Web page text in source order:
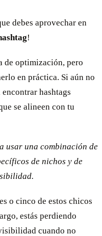
debes aprovechar en
!
de optimización, pero
en práctica. Si aún no
hashtags
se alineen con tu
usar una combinación de
de nichos y de
o cinco de estos chicos
estás perdiendo
cuando no